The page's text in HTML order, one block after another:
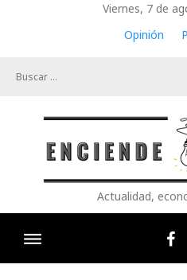
Viernes, 7 de
Opinión
Actualidad,